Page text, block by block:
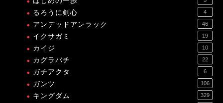
るろうに剣心 4
アンデッドアンラック 46
イクサガミ 19
カイジ 10
カグラバチ 22
ガチアクタ 6
ガンツ 106
キングダム 329